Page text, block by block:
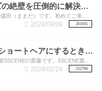
【完全保存版】メンズの絶壁を圧倒的に解決する3つの方法！絶壁とさようなら‼︎
田（ままだ）です。初めてご来...
261641
2024/09/09
【永久保存版】面長×ショートヘアにするときに注意してほしい3つのポイント！
5SCENEの齋藤です。5SCENE齋...
212798
2024/02/24